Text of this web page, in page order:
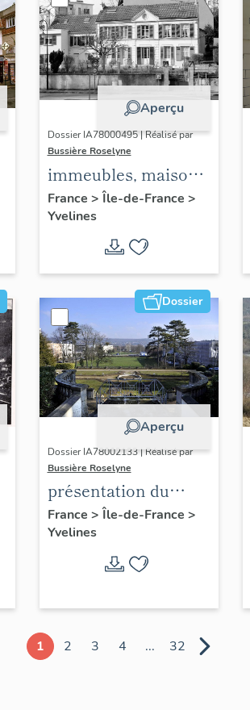
Aperçu
Dossier IA78000495 | Réalisé par
Bussière Roselyne
immeubles, maisons,
fermes
France > Île-de-France >
Yvelines
Dossier
Aperçu
Dossier IA78002133 | Réalisé par
Bussière Roselyne
présentation du
diagnostic
patrimonial, urbain
et paysager de Seine-
France > Île-de-France >
Yvelines
1 2 3 4 ... 32